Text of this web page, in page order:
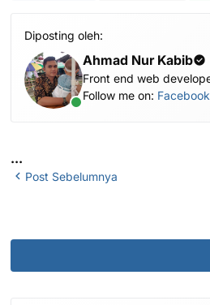
Diposting oleh:
Ahmad Nur Kabib
Front end web
Follow me on: Facebook
...
Post Sebelumnya